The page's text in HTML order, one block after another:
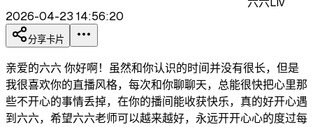
2026-04-23 14:56:20
分享卡片
亲爱的六六 你好啊！虽然和你认识的时间并没有很长，但是
我很喜欢你的直播风格，每次和你聊聊天，总能很快把心里那
些不开心的事情丢掉，在你的播间能收获快乐，真的好开心遇
到六六，希望六六老师可以越来越好，永远开开心心的度过每